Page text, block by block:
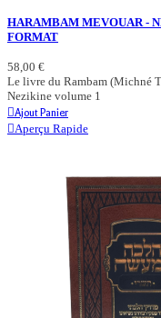
HARAMBAM MEVOUAR -
FORMAT
58,00 €
Le livre du Rambam (Michné
Nezikine volume 1
Ajout Panier
Aperçu Rapide